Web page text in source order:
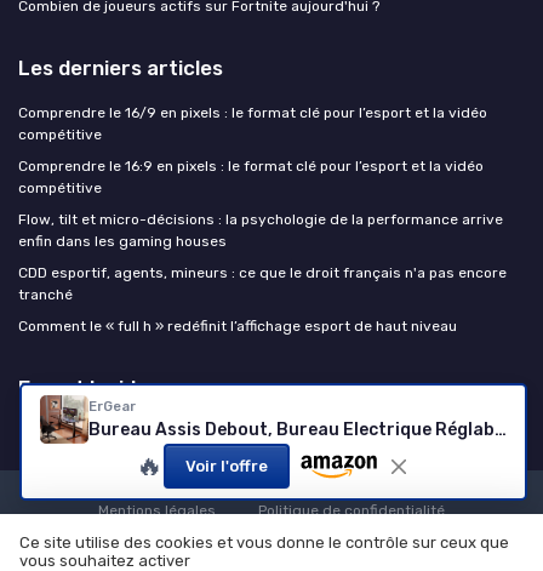
ErGear
Bureau Assis Debout, Bureau Electrique Réglable en Hauteur avec Panneau Intelligent à 4 Mémoires et Plateau en Deux Parties (Noir, 160 x 80 cm) 160 x 80 cm Noir
🔥 Voir l'offre
Combien de joueurs actifs sur Fortnite aujourd'hui ?
Les derniers articles
Comprendre le 16/9 en pixels : le format clé pour l’esport et la vidéo
compétitive
Comprendre le 16:9 en pixels : le format clé pour l’esport et la vidéo
compétitive
Flow, tilt et micro-décisions : la psychologie de la performance arrive
enfin dans les gaming houses
CDD esportif, agents, mineurs : ce que le droit français n'a pas encore
tranché
Comment le « full h » redéfinit l’affichage esport de haut niveau
Esport Insiders
Mentions légales
Politique de confidentialité
© Esport Insiders 2026
Ce site utilise des cookies et vous donne le contrôle sur ceux que
vous souhaitez activer